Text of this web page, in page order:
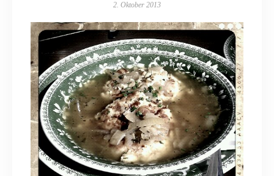
2. Oktober 2013